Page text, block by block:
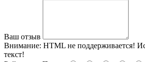
Ваш отзыв
Внимание: HTML не поддерживается!
текст!